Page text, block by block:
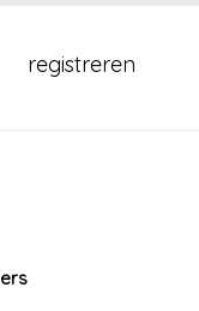
registreren